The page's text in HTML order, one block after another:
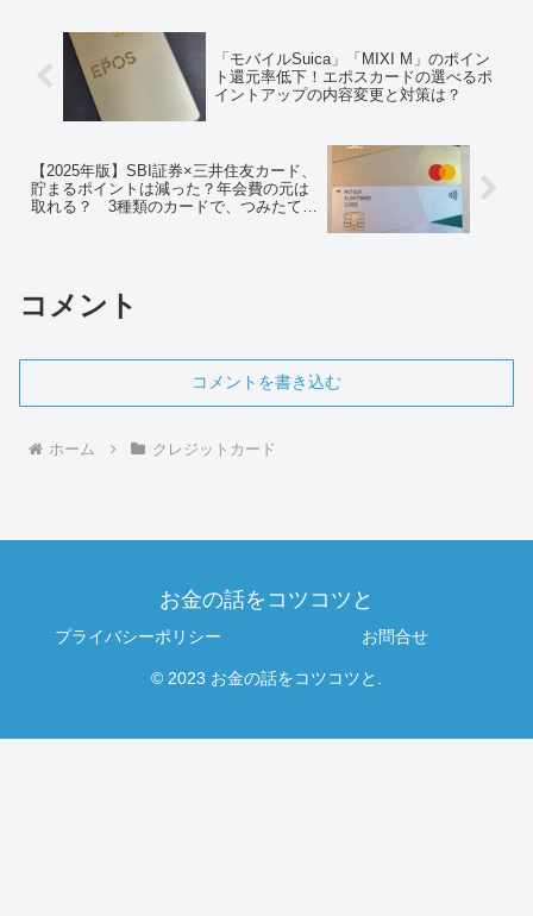
「モバイルSuica」「MIXI M」のポイン
ト還元率低下！エポスカードの選べるポ
イントアップの内容変更と対策は？
【2025年版】SBI証券×三井住友カード、
貯まるポイントは減った？年会費の元は
取れる？ 3種類のカードで、つみたて投
コメント
コメントを書き込む
ホーム クレジットカード
お金の話をコツコツと
プライバシーポリシー お問合せ
© 2023 お金の話をコツコツと.